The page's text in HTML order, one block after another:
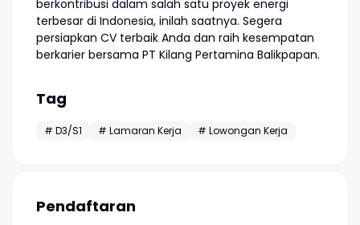
berkontribusi dalam salah satu proyek energi
terbesar di Indonesia, inilah saatnya. Segera
persiapkan CV terbaik Anda dan raih kesempatan
berkarier bersama PT Kilang Pertamina Balikpapan.
Tag
# D3/S1 # Lamaran Kerja # Lowongan Kerja
Pendaftaran